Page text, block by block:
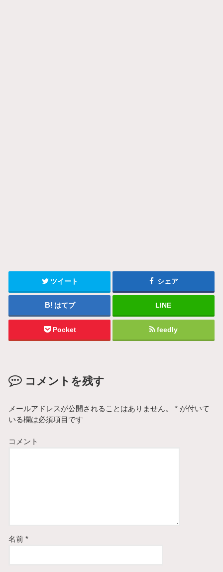
ツイート シェア
はてブ LINE
Pocket feedly
コメントを残す
メールアドレスが公開されることはありません。 * が付いて
いる欄は必須項目です
コメント
名前*